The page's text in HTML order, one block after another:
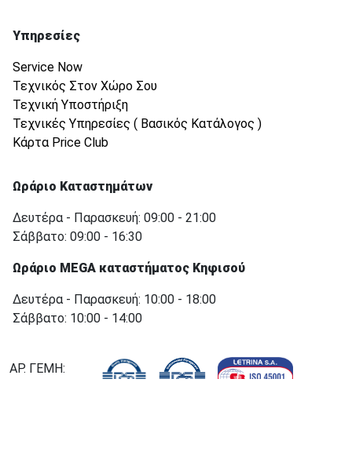
Υπηρεσίες
Service Now
Τεχνικός Στον Χώρο Σου
Τεχνική Υποστήριξη
Τεχνικές Υπηρεσίες ( Βασικός Κατάλογος )
Κάρτα Price Club
Ωράριο Καταστημάτων
Δευτέρα - Παρασκευή: 09:00 - 21:00
Σάββατο: 09:00 - 16:30
Ωράριο MEGA καταστήματος Κηφισού
Δευτέρα - Παρασκευή: 10:00 - 18:00
Σάββατο: 10:00 - 14:00
ΑΡ. ΓΕΜΗ: